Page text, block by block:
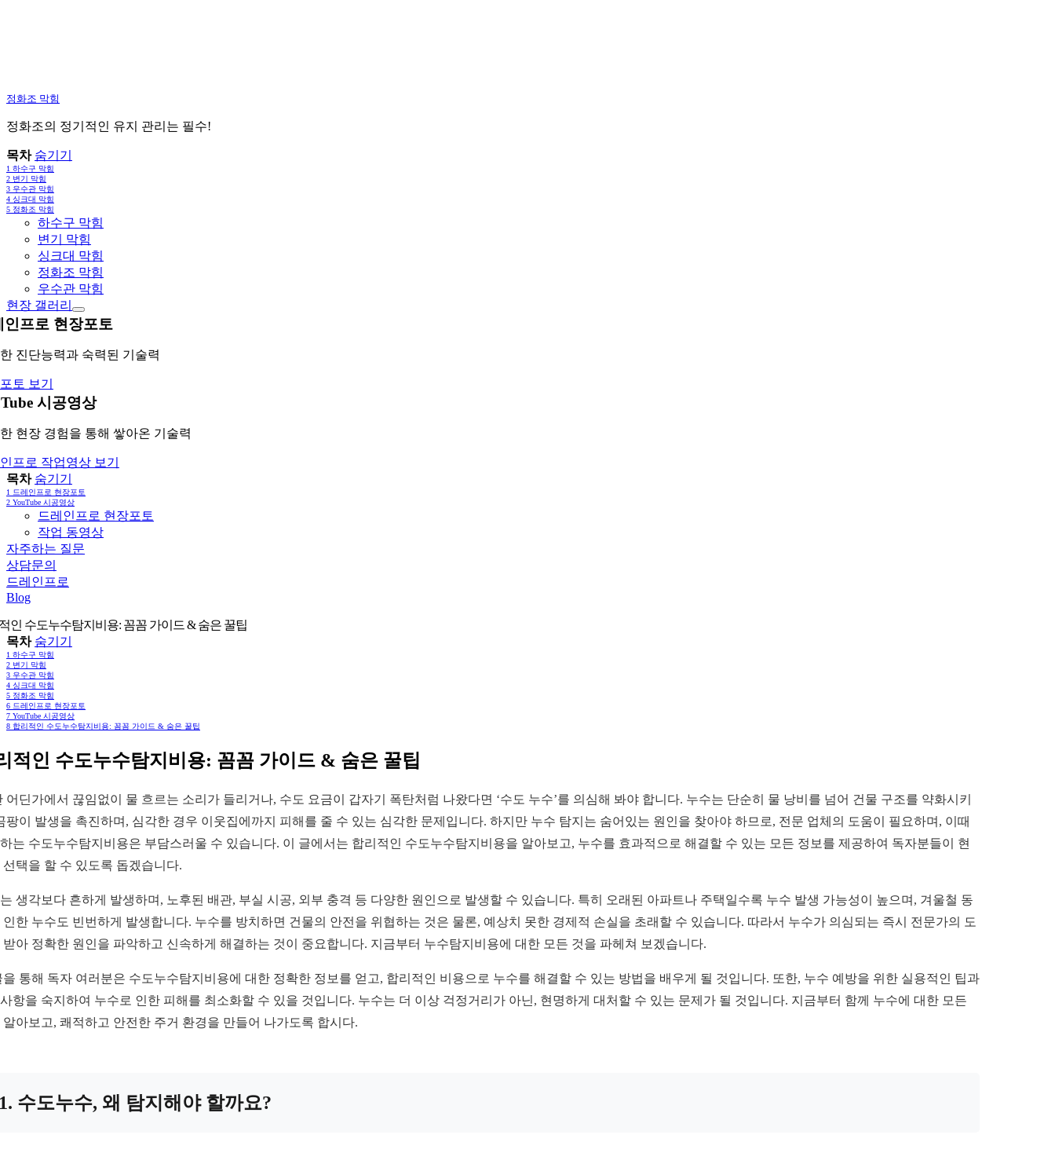
정화조 막힘
정화조의 정기적인 유지 관리는 필수!
목차 숨기기
1 하수구 막힘
2 변기 막힘
3 우수관 막힘
4 싱크대 막힘
5 정화조 막힘
하수구 막힘
변기 막힘
싱크대 막힘
정화조 막힘
우수관 막힘
현장 갤러리
인프로 현장포토
진단능력과 숙력된 기술력
토 보기
시공영상
현장 경험을 통해 쌓아온 기술력
프로 작업영상 보기
목차 숨기기
1 드레인프로 현장포토
2 YouTube 시공영상
드레인프로 현장포토
작업 동영상
자주하는 질문
상담문의
드레인프로
Blog
인 수도누수탐지비용: 꼼꼼 가이드 & 숨은 꿀팁
목차 숨기기
1 하수구 막힘
2 변기 막힘
3 우수관 막힘
4 싱크대 막힘
5 정화조 막힘
6 드레인프로 현장포토
7 YouTube 시공영상
8 합리적인 수도누수탐지비용: 꼼꼼 가이드 & 숨은 꿀팁
적인 수도누수탐지비용: 꼼꼼 가이드 & 숨은 꿀팁
어딘가에서 끊임없이 물 흐르는 소리가 들리거나, 수도 요금이 갑자기 폭탄처럼 나왔다면 ‘수도 누수’를 의심해 봐야 합니다. 누수는 단순히 물 낭비를 넘어 건물 구조를 약화시키
팡이 발생을 촉진하며, 심각한 경우 이웃집에까지 피해를 줄 수 있는 심각한 문제입니다. 하지만 누수 탐지는 숨어있는 원인을 찾아야 하므로, 전문 업체의 도움이 필요하며, 이때
는 수도누수탐지비용은 부담스러울 수 있습니다. 이 글에서는 합리적인 수도누수탐지비용을 알아보고, 누수를 효과적으로 해결할 수 있는 모든 정보를 제공하여 독자분들이 현
선택을 할 수 있도록 돕겠습니다.
생각보다 흔하게 발생하며, 노후된 배관, 부실 시공, 외부 충격 등 다양한 원인으로 발생할 수 있습니다. 특히 오래된 아파트나 주택일수록 누수 발생 가능성이 높으며, 겨울철 동
인한 누수도 빈번하게 발생합니다. 누수를 방치하면 건물의 안전을 위협하는 것은 물론, 예상치 못한 경제적 손실을 초래할 수 있습니다. 따라서 누수가 의심되는 즉시 전문가의 도
받아 정확한 원인을 파악하고 신속하게 해결하는 것이 중요합니다. 지금부터 누수탐지비용에 대한 모든 것을 파헤쳐 보겠습니다.
을 통해 독자 여러분은 수도누수탐지비용에 대한 정확한 정보를 얻고, 합리적인 비용으로 누수를 해결할 수 있는 방법을 배우게 될 것입니다. 또한, 누수 예방을 위한 실용적인 팁과
항을 숙지하여 누수로 인한 피해를 최소화할 수 있을 것입니다. 누수는 더 이상 걱정거리가 아닌, 현명하게 대처할 수 있는 문제가 될 것입니다. 지금부터 함께 누수에 대한 모든
알아보고, 쾌적하고 안전한 주거 환경을 만들어 나가도록 합시다.
수도누수, 왜 탐지해야 할까요?